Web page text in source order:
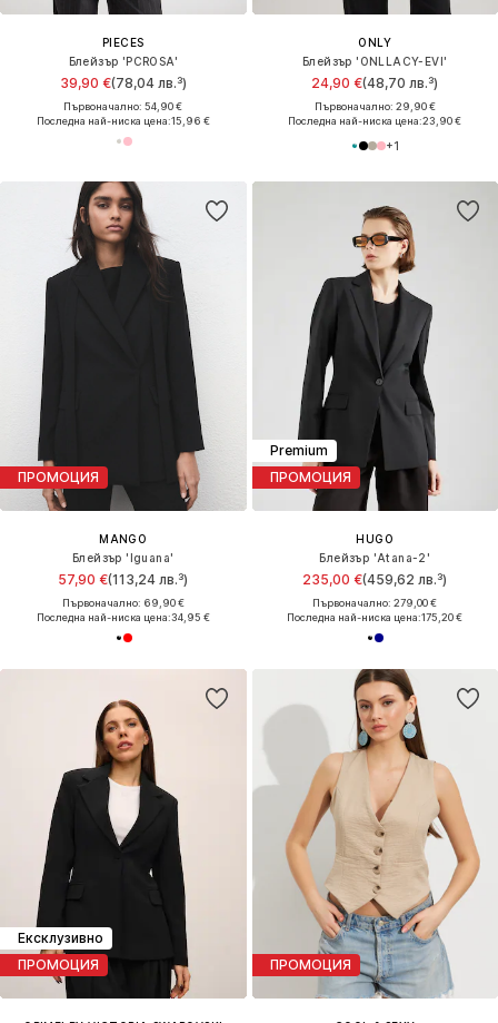
PIECES
Блейзър 'PCROSA'
39,90 €(78,04 лв.³)
Първоначално: 54,90 €
Последна най-ниска цена:15,96 €
ONLY
Блейзър 'ONLLACY-EVI'
24,90 €(48,70 лв.³)
Първоначално: 29,90 €
Последна най-ниска цена:23,90 €
+1
ПРОМОЦИЯ
MANGO
Блейзър 'Iguana'
57,90 €(113,24 лв.³)
Първоначално: 69,90 €
Последна най-ниска цена:34,95 €
Premium
ПРОМОЦИЯ
HUGO
Блейзър 'Atana-2'
235,00 €(459,62 лв.³)
Първоначално: 279,00 €
Последна най-ниска цена:175,20 €
Ексклузивно
ПРОМОЦИЯ
ПРОМОЦИЯ